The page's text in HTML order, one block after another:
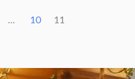
… 10 11